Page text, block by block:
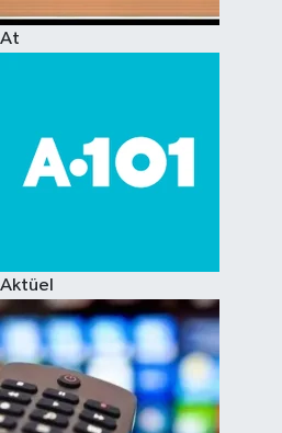
At
Aktüel